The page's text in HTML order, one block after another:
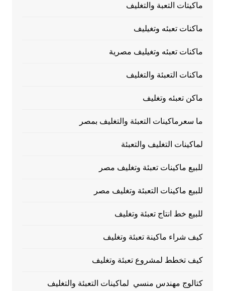
ماكيتات التعبة والتغليف
ماكنات تعبئه وتغيليف
ماكنات تعبئه وتغيليف مصرية
ماكنات التعبئة والتغليف
ماكن تعبئه وتغليف
ما سعرماكينات التعبئة والتغليف بمصر
لماكينات التغليف والتعبئة
للبيع ماكينات تعبئة وتغليف مصر
للبيع ماكينات التعبئة وتغليف مصر
للبيع خط انتاج تعبئة وتغليف
كيف شراء ماكينة تعبئة وتغليف
كيف تخطط لمشروع تعبئة وتغليف
كتالوج مهندس منسي لماكينات التعبئة والتغليف